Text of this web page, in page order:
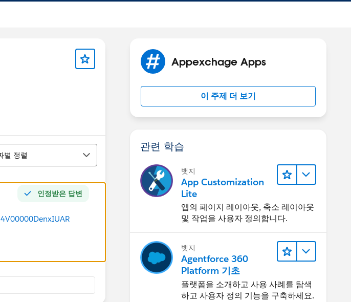
별 정렬
인정받은 답변
Appexchage Apps
이 주제 더 보기
관련 학습
뱃지
App Customization
Lite
앱의 페이지 레이아웃, 축소 레이아웃
및 작업을 사용자 정의합니다.
뱃지
Agentforce 360
Platform 기초
플랫폼을 소개하고 사용 사례를 탐색
하고 사용자 정의 기능을 구축하세요.